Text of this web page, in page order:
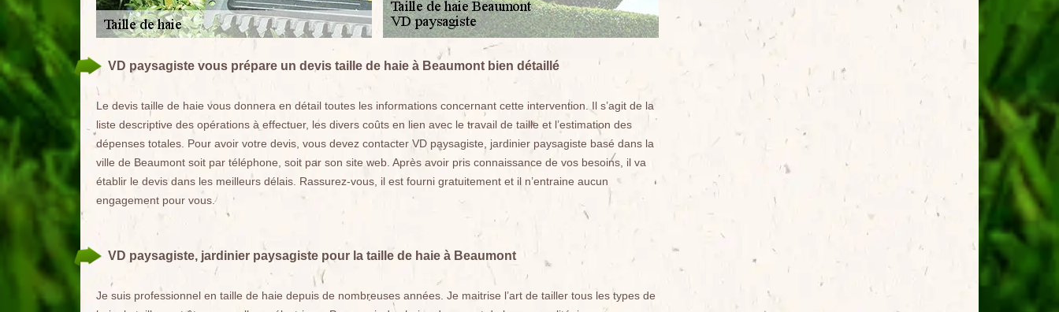
VD paysagiste vous prépare un devis taille de haie à Beaumont bien détaillé
Le devis taille de haie vous donnera en détail toutes les informations concernant cette intervention. Il s’agit de la
liste descriptive des opérations à effectuer, les divers coûts en lien avec le travail de taille et l’estimation des
dépenses totales. Pour avoir votre devis, vous devez contacter VD paysagiste, jardinier paysagiste basé dans la
ville de Beaumont soit par téléphone, soit par son site web. Après avoir pris connaissance de vos besoins, il va
établir le devis dans les meilleurs délais. Rassurez-vous, il est fourni gratuitement et il n’entraine aucun
engagement pour vous.
VD paysagiste, jardinier paysagiste pour la taille de haie à Beaumont
Je suis professionnel en taille de haie depuis de nombreuses années. Je maitrise l’art de tailler tous les types de